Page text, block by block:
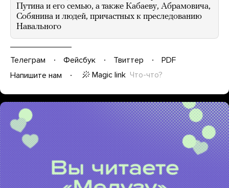
Путина и его семью, а также Кабаеву, Абрамовича,
Собянина и людей, причастных к преследованию
Навального
Телеграм Фейсбук Твиттер
PDF
Напишите нам
Magic link Что-что?